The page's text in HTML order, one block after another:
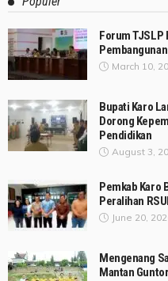
Forum TJSLP
March 10,
Bupati Karo
Dorong
Pendidikan
August 3,
Pemkab Karo
Peralihan
June 20,
Mengenang
Mantan